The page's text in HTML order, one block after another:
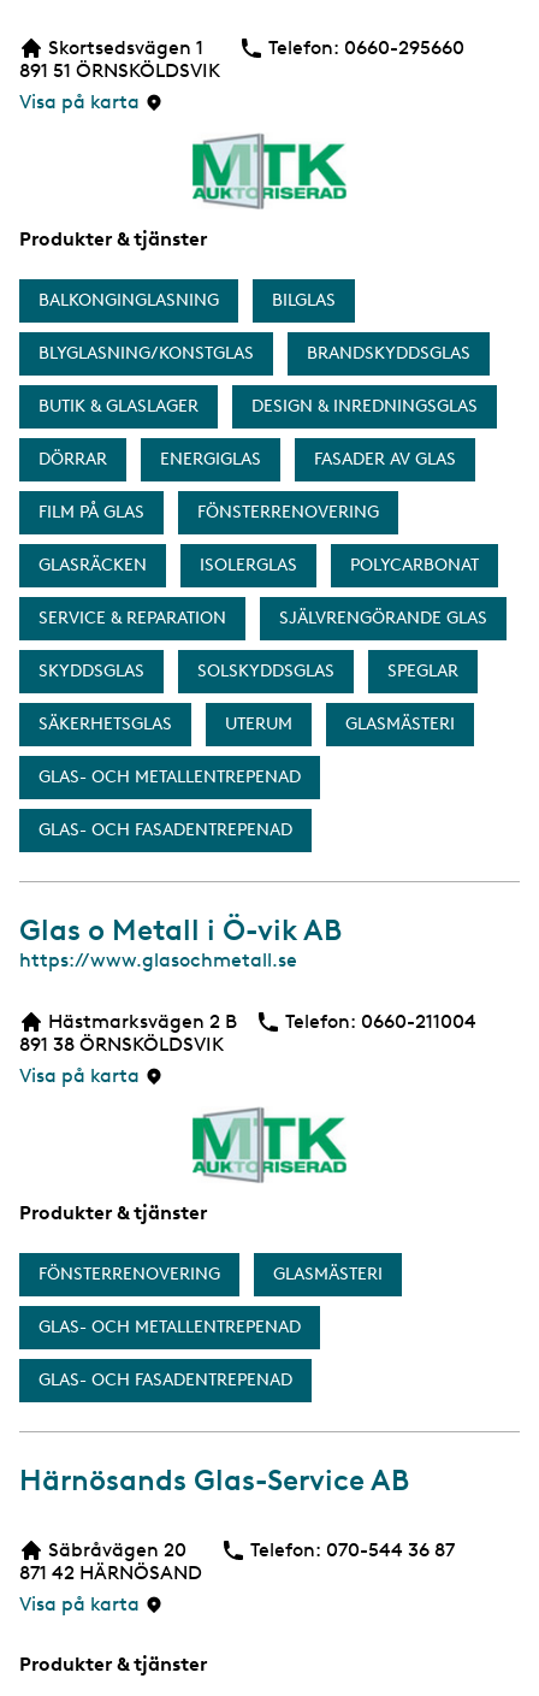
b
s
i
Skortsedsvägen 1
891 51 ÖRNSKÖLDSVIK
Visa på karta
Telefon: Telefon
0660-295660
Produkter & tjänster
BALKONGINGLASNING BILGLAS
BLYGLASNING/KONSTGLAS BRANDSKYDDSGLAS
BUTIK & GLASLAGER DESIGN & INREDNINGSGLAS
DÖRRAR ENERGIGLAS FASADER AV GLAS
FILM PÅ GLAS FÖNSTERRENOVERING
GLASRÄCKEN ISOLERGLAS POLYCARBONAT
SERVICE & REPARATION SJÄLVRENGÖRANDE GLAS
SKYDDSGLAS SOLSKYDDSGLAS SPEGLAR
SÄKERHETSGLAS UTERUM GLASMÄSTERI
GLAS- OCH METALLENTREPENAD
GLAS- OCH FASADENTREPENAD
Glas o Metall i Ö-vik AB
W
b
s
i
https://www.glasochmetall.se
Hästmarksvägen 2 B
891 38 ÖRNSKÖLDSVIK
Visa på karta
Telefon: Telefon
0660-211004
Produkter & tjänster
FÖNSTERRENOVERING GLASMÄSTERI
GLAS- OCH METALLENTREPENAD
GLAS- OCH FASADENTREPENAD
Härnösands Glas-Service AB
Säbråvägen 20
871 42 HÄRNÖSAND
Visa på karta
Telefon: Telefon
070-544 36 87
Produkter & tjänster